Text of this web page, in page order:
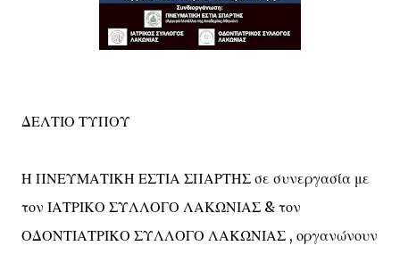
ΔΕΛΤΙΟ ΤΥΠΟΥ
Η ΠΝΕΥΜΑΤΙΚΗ ΕΣΤΙΑ ΣΠΑΡΤΗΣ σε συνεργασία με
τον ΙΑΤΡΙΚΟ ΣΥΛΛΟΓΟ ΛΑΚΩΝΙΑΣ & τον
ΟΔΟΝΤΙΑΤΡΙΚΟ ΣΥΛΛΟΓΟ ΛΑΚΩΝΙΑΣ , οργανώνουν